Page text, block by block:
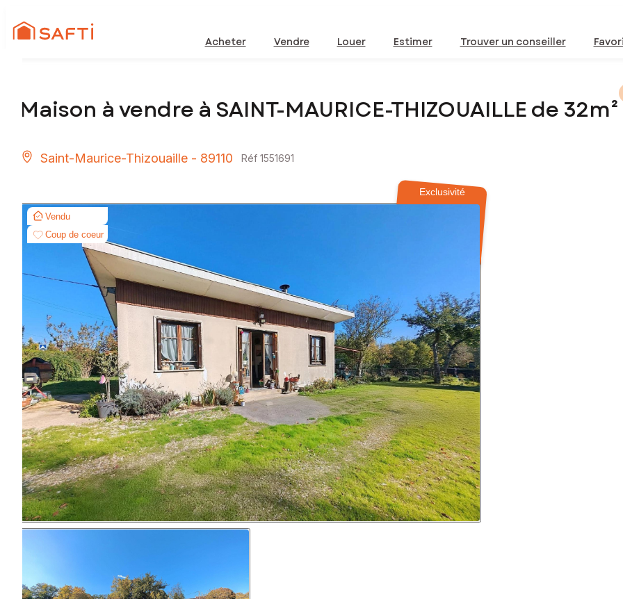
Acheter Vendre Louer Estimer Trouver un conseiller
Maison à vendre à SAINT-MAURICE-THIZOUAILLE de 32m²
Saint-Maurice-Thizouaille - 89110 Réf 1551691
Exclusivité
Vendu
Coup de coeur